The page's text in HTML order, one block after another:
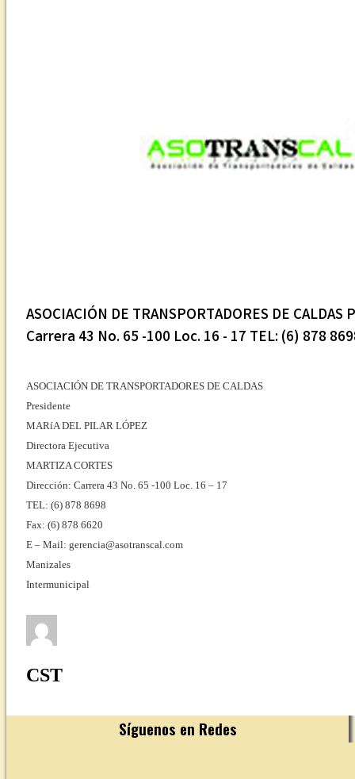
ASOCIACIÓN DE TRANSPORTADORES DE
Carrera 43 No. 65 -100 Loc. 16 - 17 TEL: (6) 878
ASOCIACIÓN DE TRANSPORTADORES DE CALDAS
Presidente
MARíA DEL PILAR LÓPEZ
Directora Ejecutiva
MARTIZA CORTES
Dirección: Carrera 43 No. 65 -100 Loc. 16 – 17
TEL: (6) 878 8698
Fax: (6) 878 6620
E – Mail: gerencia@asotranscal.com
Manizales
Intermunicipal
CST
Síguenos en Redes